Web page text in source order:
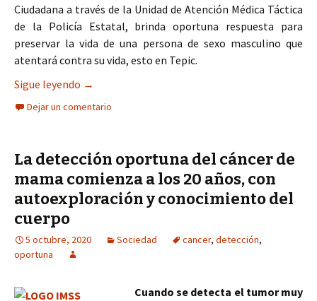
Ciudadana a través de la Unidad de Atención Médica Táctica
de la Policía Estatal, brinda oportuna respuesta para
preservar la vida de una persona de sexo masculino que
atentará contra su vida, esto en Tepic.
Sigue leyendo Oportuna respuesta de SSPC permite preservar
→
Dejar un comentario
La detección oportuna del cáncer de
mama comienza a los 20 años, con
autoexploración y conocimiento del
cuerpo
5 octubre, 2020 Sociedad cancer, detección,
oportuna
Cuando se detecta el tumor muy